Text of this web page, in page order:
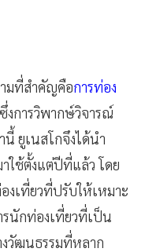
มที่สำคัญคือการท่อง
งการวิพากษ์วิจารณ์
ยูเนสโกจึงได้นำ
าใช้ตั้งแต่ปีที่แล้ว โดย
งเที่ยวที่ปรับให้เหมาะ
นักท่องเที่ยวที่เป็น
วัฒนธรรมที่หลาก